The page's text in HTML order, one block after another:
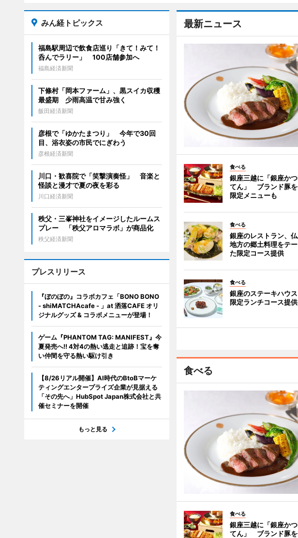
最新ニュース
食べる
銀座三越に「銀座か
てん」 ブランド豚を
限定メニューも
食べる
銀座のレストラン、
地方の郷土料理をテ
た限定コース提供
食べる
銀座のステーキハウ
限定ランチコース提供
食べる
食べる
銀座三越に「銀座か
てん」 ブランド豚を
みん経トピックス
福島駅周辺で飲食店巡り「きて！みて！
呑んでラリー」 100店舗参加へ
福島経済新聞
下條村「岡本ファーム」、黒スイカ収穫
最盛期 少雨高温で甘み強く
飯田経済新聞
彦根で「ゆかたまつり」 今年で30回
目、浴衣姿の市民でにぎわう
彦根経済新聞
川口・歓喜院で「笑撃演奏怪」 音楽と
怪談と漫才で夏の夜を彩る
川口経済新聞
秩父・三峯神社をイメージしたルームス
プレー 「秩父アロマラボ」が商品化
秩父経済新聞
プレスリリース
『ぼのぼの』コラボカフェ「BONO BONO
- shiMATCHAcafe - 」at 洒落CAFE オリ
ジナルグッズ & コラボメニューが登場！
ゲーム『PHANTOM TAG: MANIFEST』今
夏発売へ!! 4対4の熱い逃走と追跡！宝を奪
い仲間を守る熱い駆け引き
【8/26リアル開催】AI時代のBtoBマーケ
ティングエンタープライズ企業が見据える
「その先へ」HubSpot Japan株式会社と共
催セミナーを開催
もっと見る